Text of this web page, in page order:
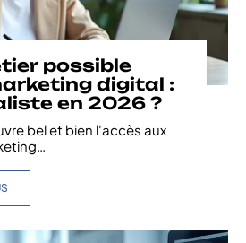
possible
digital :
en 2026 ?
bel et bien l'accès aux
…